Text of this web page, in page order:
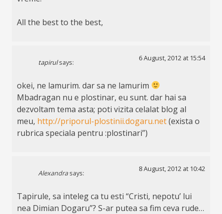
All the best to the best,
tapirul says:
6 August, 2012 at 15:54
okei, ne lamurim. dar sa ne lamurim
Mbadragan nu e plostinar, eu sunt. dar hai sa
dezvoltam tema asta; poti vizita celalat blog al
meu, http://priporul-plostinii.dogaru.net(exista o
rubrica speciala pentru :plostinari”)
Alexandra says:
8 August, 2012 at 10:42
Tapirule, sa inteleg ca tu esti “Cristi, nepotu’ lui
nea Dimian Dogaru”? S-ar putea sa fim ceva rude…